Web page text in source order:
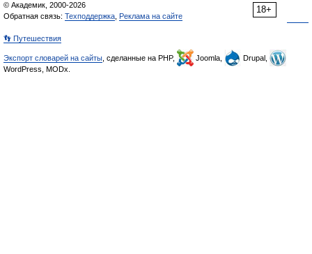
18+
© Академик, 2000-2026
Обратная связь: Техподдержка Реклама на сайте
👣 Путешествия
Экспорт словарей на сайты , сделанные на PHP, Joomla,
Drupal,
WordPress, MODx.